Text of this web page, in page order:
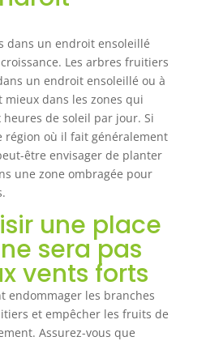
dans un endroit ensoleillé
Les arbres fruitiers
un endroit ensoleillé ou à
mieux dans les zones qui
de soleil par jour. Si
région où il fait généralement
être envisager de planter
une zone ombragée pour
une place
sera pas
vents forts
endommager les branches
et empêcher les fruits de
Assurez-vous que